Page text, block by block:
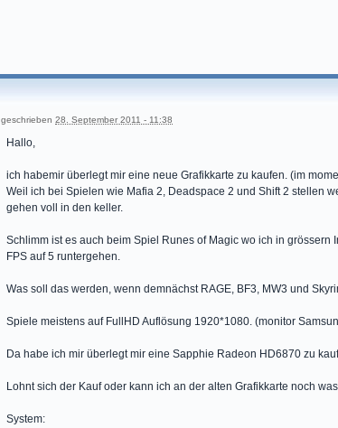
geschrieben 28. September 2011 - 11:38
Hallo,
ich habemir überlegt mir eine neue Grafikkarte zu kaufen. (im
Weil ich bei Spielen wie Mafia 2, Deadspace 2 und Shift 2 stellen
gehen voll in den keller.
Schlimm ist es auch beim Spiel Runes of Magic wo ich in
FPS auf 5 runtergehen.
Was soll das werden, wenn demnächst RAGE, BF3, MW3 und
Spiele meistens auf FullHD Auflösung 1920*1080. (monitor
Da habe ich mir überlegt mir eine Sapphie Radeon HD6870 zu
Lohnt sich der Kauf oder kann ich an der alten Grafikkarte noch
System: